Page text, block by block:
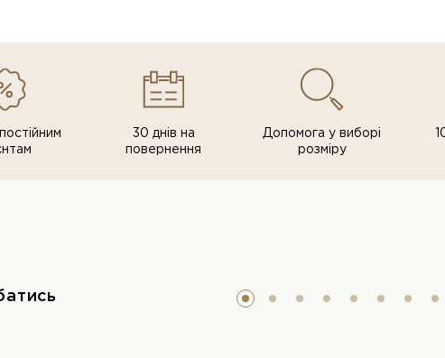
30 днів на
повернення
Допомога у виборі
розміру